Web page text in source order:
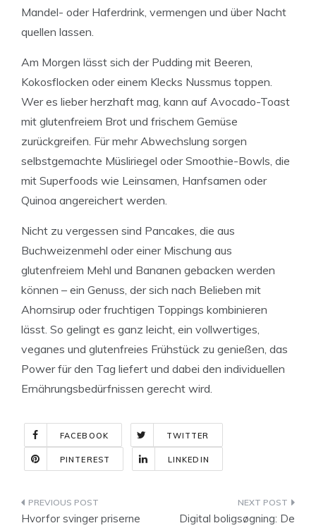
Mandel- oder Haferdrink, vermengen und über Nacht
quellen lassen.
Am Morgen lässt sich der Pudding mit Beeren,
Kokosflocken oder einem Klecks Nussmus toppen.
Wer es lieber herzhaft mag, kann auf Avocado-Toast
mit glutenfreiem Brot und frischem Gemüse
zurückgreifen. Für mehr Abwechslung sorgen
selbstgemachte Müsliriegel oder Smoothie-Bowls, die
mit Superfoods wie Leinsamen, Hanfsamen oder
Quinoa angereichert werden.
Nicht zu vergessen sind Pancakes, die aus
Buchweizenmehl oder einer Mischung aus
glutenfreiem Mehl und Bananen gebacken werden
können – ein Genuss, der sich nach Belieben mit
Ahornsirup oder fruchtigen Toppings kombinieren
lässt. So gelingt es ganz leicht, ein vollwertiges,
veganes und glutenfreies Frühstück zu genießen, das
Power für den Tag liefert und dabei den individuellen
Ernährungsbedürfnissen gerecht wird.
FACEBOOK TWITTER
PINTEREST LINKEDIN
Indlægsnavigation
Hvorfor svinger priserne
Digital boligsøgning: De